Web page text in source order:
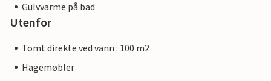
Gulvvarme på bad
Utenfor
Tomt direkte ved vann : 100 m2
Hagemøbler